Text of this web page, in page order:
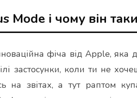
Mode і чому він
фіча від Apple, яка
застосунки, коли ти не
на звітах, а тут раптом